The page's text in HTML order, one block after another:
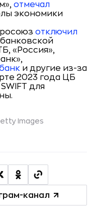
отмечал
экономики
отключил
«Россия»,
и другие из-за
2023 года ЦБ
для
Images
канал